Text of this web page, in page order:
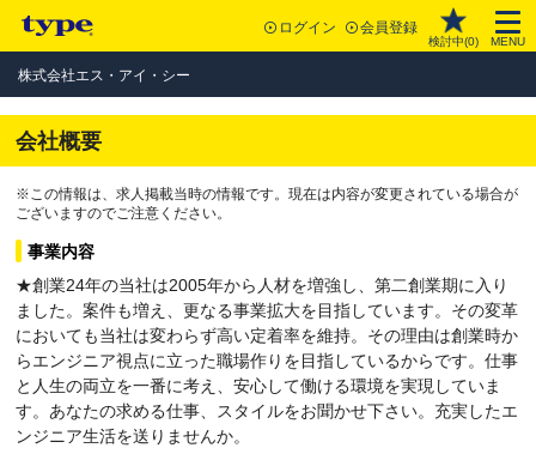
ログイン 会員登録
検討中(0) MENU
株式会社エス・アイ・シー
会社概要
※この情報は、求人掲載当時の情報です。現在は内容が変更されている場合が
ございますのでご注意ください。
事業内容
★創業24年の当社は2005年から人材を増強し、第二創業期に入り
ました。案件も増え、更なる事業拡大を目指しています。その変革
においても当社は変わらず高い定着率を維持。その理由は創業時か
らエンジニア視点に立った職場作りを目指しているからです。仕事
と人生の両立を一番に考え、安心して働ける環境を実現していま
す。あなたの求める仕事、スタイルをお聞かせ下さい。充実したエ
ンジニア生活を送りませんか。